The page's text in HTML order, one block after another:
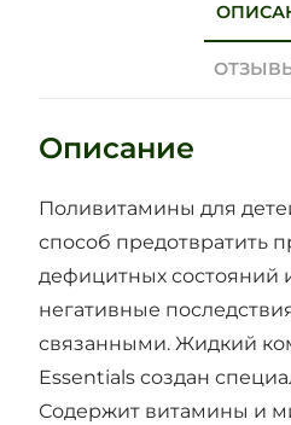
Описание
Поливитамины для
способ предотвратить
дефицитных состояний
негативные
связанными. Жидкий
Essentials создан
Содержит витамины и